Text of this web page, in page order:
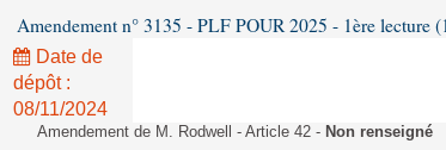
Amendement n° 3135 - PLF POUR 2025 - 1ère lecture
Date de
dépôt :
08/11/2024
Amendement de M. Rodwell - Article 42 - Non renseigné